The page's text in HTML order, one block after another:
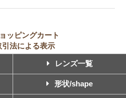
ッピングカート
法による表示
レンズ一覧
形状/shape